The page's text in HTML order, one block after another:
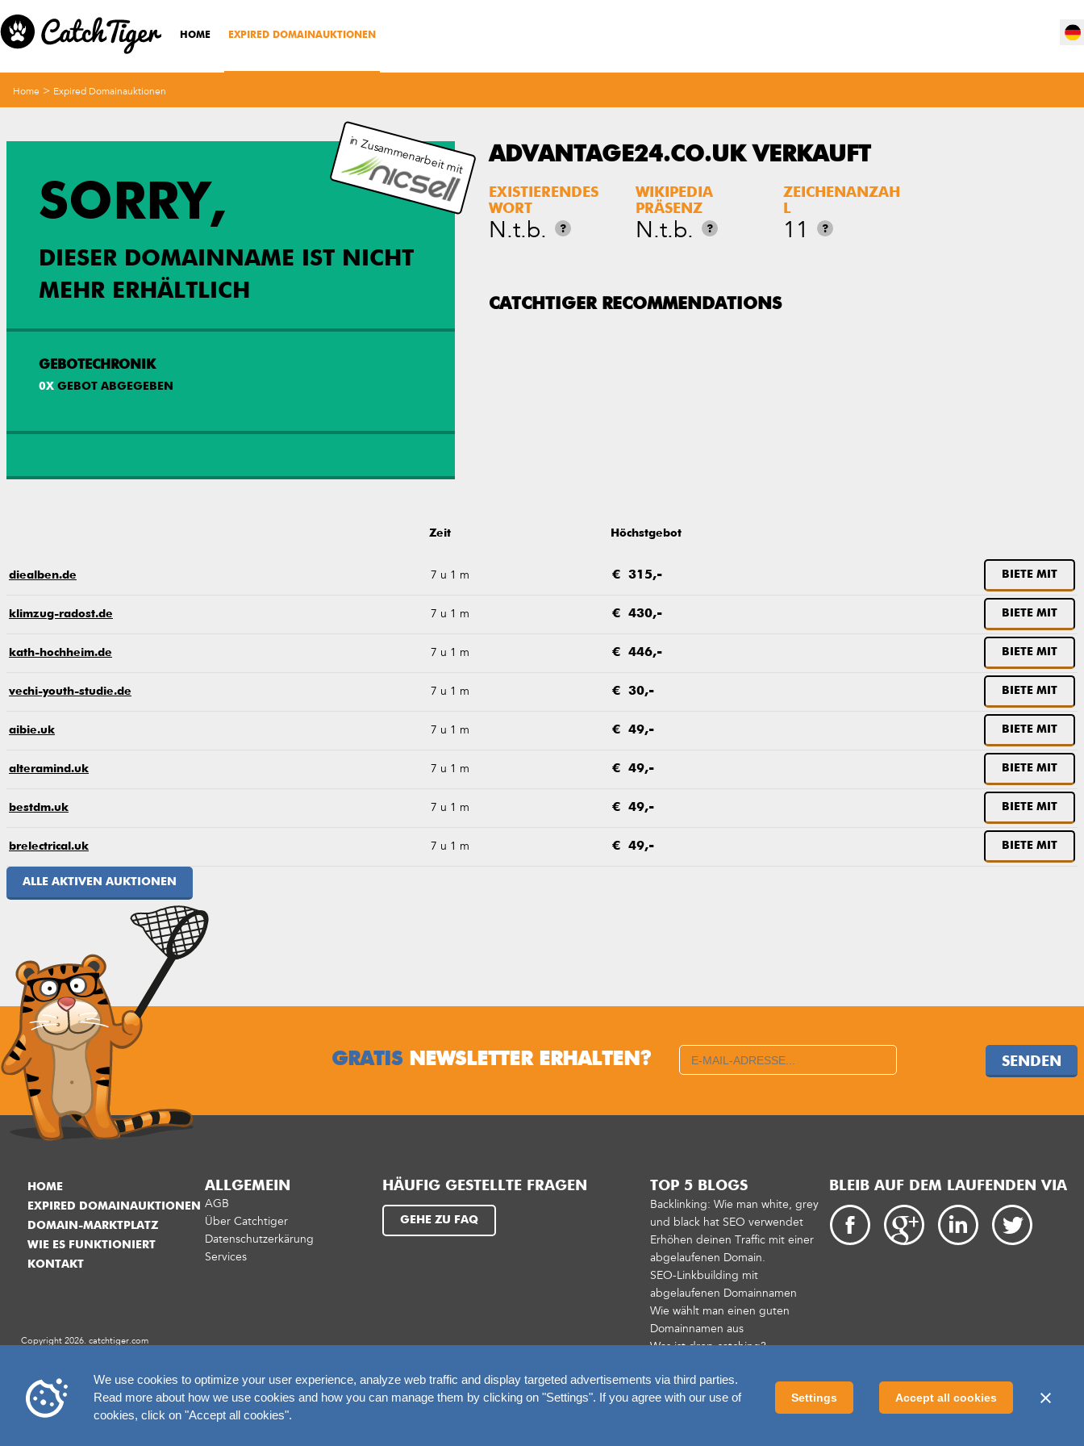
HOME EXPIRED DOMAINAUKTIONEN
Home > Expired Domainauktionen
SORRY,
DIESER DOMAINNAME IST NICHT
MEHR ERHÄLTLICH
GEBOTECHRONIK
0X GEBOT ABGEGEBEN
in Zusammenarbeit mit ADVANTAGE24.CO.UK VERKAUFT
EXISTIERENDES
WORT
N.t.b. ?
WIKIPEDIA
PRÄSENZ
N.t.b. ?
ZEICHENANZAH
L
11 ?
CATCHTIGER RECOMMENDATIONS
Zeit Höchstgebot
diealben.de 7 u 1 m € 315,- BIETE MIT
klimzug-radost.de 7 u 1 m € 430,- BIETE MIT
kath-hochheim.de 7 u 1 m € 446,- BIETE MIT
vechi-youth-studie.de 7 u 1 m € 30,- BIETE MIT
aibie.uk 7 u 1 m € 49,- BIETE MIT
alteramind.uk 7 u 1 m € 49,- BIETE MIT
bestdm.uk 7 u 1 m € 49,- BIETE MIT
brelectrical.uk 7 u 1 m € 49,- BIETE MIT
ALLE AKTIVEN AUKTIONEN
GRATIS NEWSLETTER ERHALTEN? SENDEN
HOME
EXPIRED DOMAINAUKTIONEN
DOMAIN-MARKTPLATZ
WIE ES FUNKTIONIERT
KONTAKT
ALLGEMEIN
AGB
Über Catchtiger
Datenschutzerkärung
Services
HÄUFIG GESTELLTE FRAGEN
GEHE ZU FAQ
TOP 5 BLOGS
Backlinking: Wie man white, grey
und black hat SEO verwendet
Erhöhen deinen Traffic mit einer
abgelaufenen Domain.
SEO-Linkbuilding mit
abgelaufenen Domainnamen
Wie wählt man einen guten
Domainnamen aus
Was ist drop catching?
BLEIB AUF DEM LAUFENDEN VIA
Copyright 2026. catchtiger.com
We use cookies to optimize your user experience, analyze web traffic and display targeted advertisements via third parties.
Read more about how we use cookies and how you can manage them by clicking on "Settings". If you agree with our use of
cookies, click on "Accept all cookies".
Settings Accept all cookies